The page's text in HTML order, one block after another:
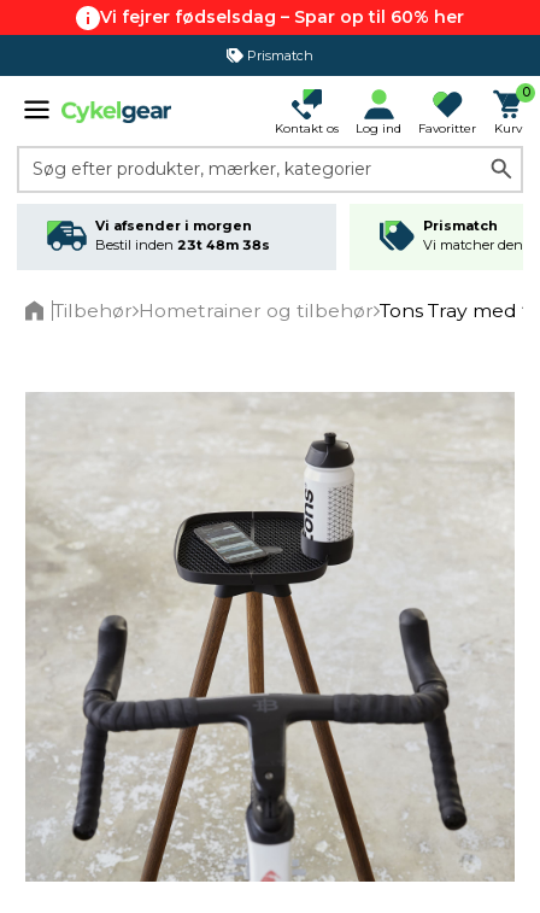
Vi fejrer fødselsdag – Spar op til 60% her
Prismatch
365 dages returret
Kontakt os Log ind Favoritter
0
Kurv
Søg efter produkter, mærker, kategorier
Vi afsender i morgen
Bestil inden 23t 48m 37s
Prismatch
Vi matcher den
Tilbehør Hometrainer og tilbehør Tons Tray med